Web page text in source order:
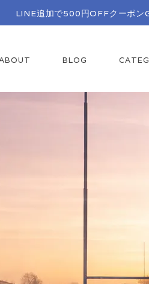
LINE追加で500円OFFクーポン
BLOG